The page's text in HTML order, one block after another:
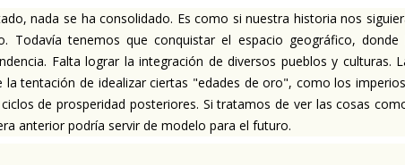
nada se ha consolidado. Es como si nuestra historia nos
tenemos que conquistar el espacio geográfico, donde
Falta lograr la integración de diversos pueblos y culturas.
tentación de idealizar ciertas "edades de oro", como los
de prosperidad posteriores. Si tratamos de ver las cosas
anterior podría servir de modelo para el futuro.